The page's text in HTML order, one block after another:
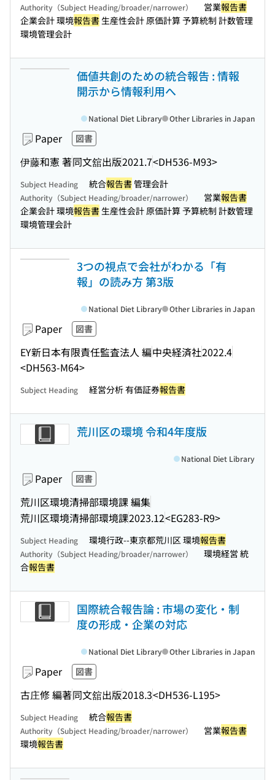
Authority（Subject Heading/broader/narrower） 営業報告書
企業会計 環境報告書 生産性会計 原価計算 予算統制 計数管理
環境管理会計
価値共創のための統合報告 : 情報
開示から情報利用へ
Paper 図書
伊藤和憲 著同文舘出版2021.7<DH536-M93>
National Diet Library Other Libraries in Japan
Subject Heading 統合報告書管理会計
Authority（Subject Heading/broader/narrower） 営業報告書
企業会計 環境報告書 生産性会計 原価計算 予算統制 計数管理
環境管理会計
3つの視点で会社がわかる「有
報」の読み方 第3版
Paper 図書
EY新日本有限責任監査法人 編中央経済社2022.4
<DH563-M64>
National Diet Library Other Libraries in Japan
Subject Heading 経営分析 有価証券報告書
荒川区の環境 令和4年度版
Paper 図書
荒川区環境清掃部環境課 編集
荒川区環境清掃部環境課2023.12<EG283-R9>
National Diet Library
Subject Heading 環境行政--東京都荒川区 環境報告書
Authority（Subject Heading/broader/narrower）
環境経営 統
合報告書
国際統合報告論 : 市場の変化・制
度の形成・企業の対応
Paper 図書
古庄修 編著同文舘出版2018.3<DH536-L195>
National Diet Library Other Libraries in Japan
Subject Heading 統合報告書
Authority（Subject Heading/broader/narrower） 営業報告書
環境報告書